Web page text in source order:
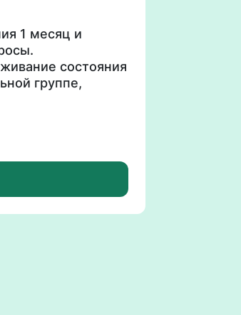
1 месяц и
состояния
группе,
питания,
приема